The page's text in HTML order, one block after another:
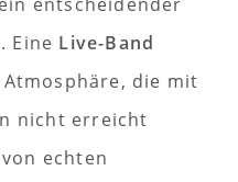
Eine Live-Band
die mit
nicht erreicht
echten